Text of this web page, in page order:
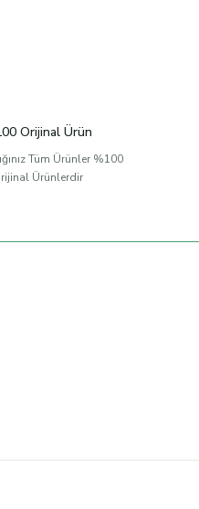
Orijinal Ürün
Tüm Ürünler %100
Ürünlerdir